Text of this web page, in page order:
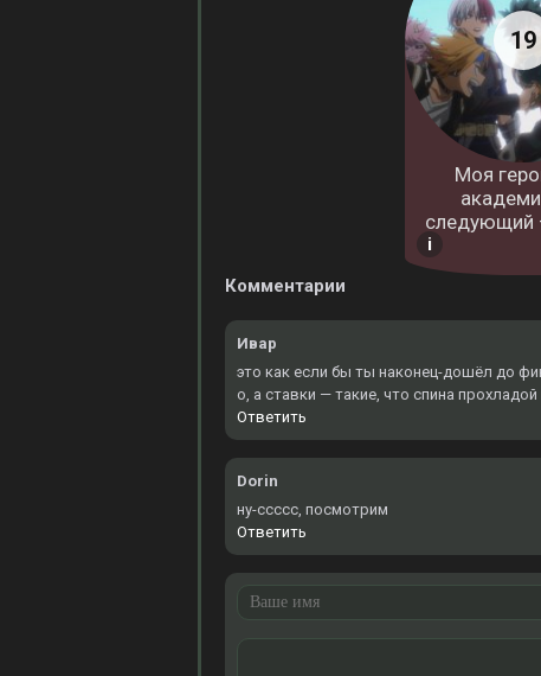
Моя
Комментарии
Ивар
это как если бы ты наконец-дошёл до
о, а ставки — такие, что спина
Ответить
Dorin
ну-ссссс, посмотрим
Ответить